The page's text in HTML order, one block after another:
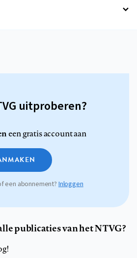
uitproberen?
een gratis account aan
een abonnement?Inloggen
publicaties van het NTVG?